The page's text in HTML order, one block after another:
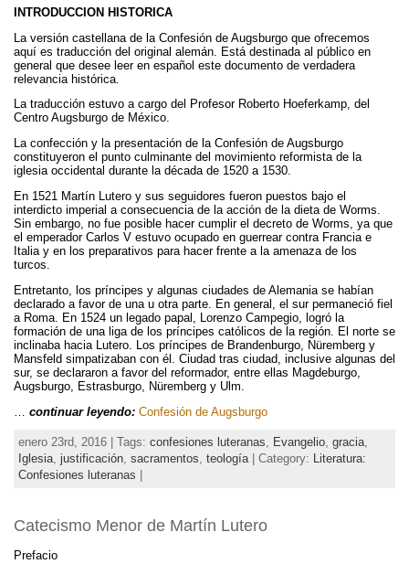
INTRODUCCION HISTORICA
La versión castellana de la Confesión de Augsburgo que ofrecemos
aquí es traducción del original alemán. Está destinada al público en
general que desee leer en español este documento de verdadera
relevancia histórica.
La traducción estuvo a cargo del Profesor Roberto Hoeferkamp, del
Centro Augsburgo de México.
La confección y la presentación de la Confesión de Augsburgo
constituyeron el punto culminante del movimiento reformista de la
iglesia occidental durante la década de 1520 a 1530.
En 1521 Martín Lutero y sus seguidores fueron puestos bajo el
interdicto imperial a consecuencia de la acción de la dieta de Worms.
Sin embargo, no fue posible hacer cumplir el decreto de Worms, ya que
el emperador Carlos V estuvo ocupado en guerrear contra Francia e
Italia y en los preparativos para hacer frente a la amenaza de los
turcos.
Entretanto, los príncipes y algunas ciudades de Alemania se habían
declarado a favor de una u otra parte. En general, el sur permaneció fiel
a Roma. En 1524 un legado papal, Lorenzo Campegio, logró la
formación de una liga de los príncipes católicos de la región. El norte se
inclinaba hacia Lutero. Los príncipes de Brandenburgo, Nüremberg y
Mansfeld simpatizaban con él. Ciudad tras ciudad, inclusive algunas del
sur, se declararon a favor del reformador, entre ellas Magdeburgo,
Augsburgo, Estrasburgo, Nüremberg y Ulm.
continuar leyendo: Confesión de Augsburgo
enero 23rd, 2016 | Tags: confesiones luteranas, Evangelio, gracia,
Iglesia, justificación, sacramentos, teología| Category: Literatura:
Confesiones luteranas
Catecismo Menor de Martín Lutero
Prefacio